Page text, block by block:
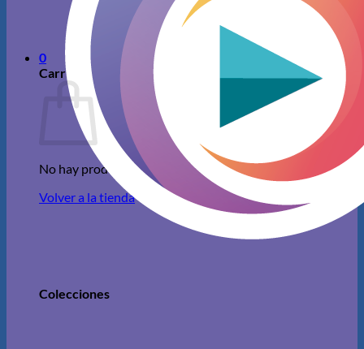
Volver a la tienda
0
Carrito
No hay productos en el carrito.
Volver a la tienda
Colecciones